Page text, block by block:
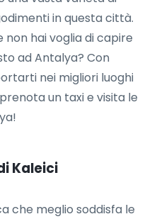
in questa città.
non hai voglia di capire
ad Antalya? Con
nei migliori luoghi
un taxi e visita le
Kaleici
che meglio soddisfa le